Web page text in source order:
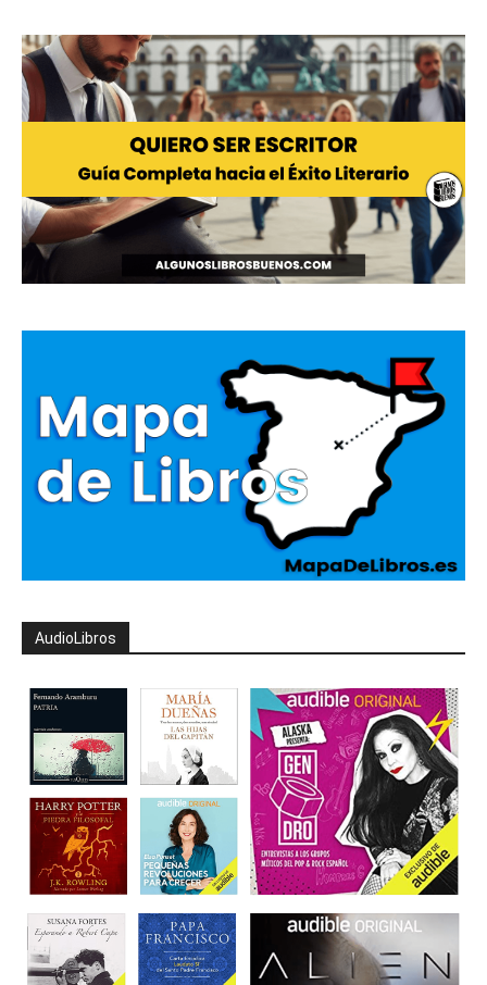
AudioLibros